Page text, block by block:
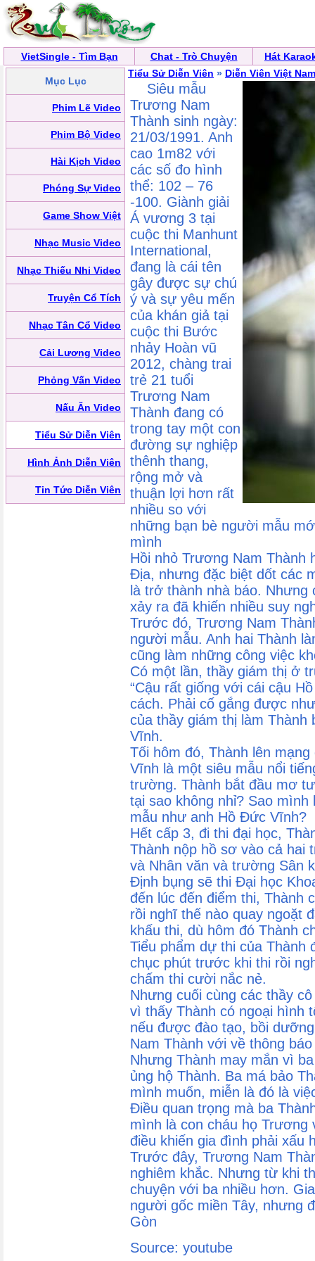
VietSingle - Tìm Bạn Chat - Trò Chuyện Hát
Mục Lục
Phim Lẽ Video
Phim Bộ Video
Hài Kịch Video
Phóng Sự Video
Game Show Việt
Nhạc Music Video
Nhạc Thiếu Nhi Video
Truyện Cổ Tích
Nhạc Tân Cổ Video
Cải Lương Video
Phỏng Vấn Video
Nấu Ăn Video
Tiểu Sử Diễn Viên
Hình Ảnh Diễn Viên
Tin Tức Diễn Viên
Tiểu Sử Diễn Viên » Diễn Viên Việt Nam
Siêu mẫu
Trương Nam
Thành sinh ngày:
21/03/1991. Anh
cao 1m82 với
các số đo hình
thể: 102 – 76
-100. Giành giải
Á vương 3 tại
cuộc thi Manhunt
International,
đang là cái tên
gây được sự chú
ý và sự yêu mến
của khán giả tại
cuộc thi Bước
nhảy Hoàn vũ
2012, chàng trai
trẻ 21 tuổi
Trương Nam
Thành đang có
trong tay một con
đường sự nghiệp
thênh thang,
rộng mở và
thuận lợi hơn rất
nhiều so với
những bạn bè người mẫu
mình
Hồi nhỏ Trương Nam Thành
Địa, nhưng đặc biệt dốt các
là trở thành nhà báo.
xảy ra đã khiến nhiều suy
Trước đó, Trương Nam
người mẫu. Anh hai Thành
cũng làm những công việc
Có một lần, thầy giám thị ở
“Cậu rất giống với cái cậu
cách. Phải cố gắng được
của thầy giám thị làm
Vĩnh.
Tối hôm đó, Thành lên
Vĩnh là một siêu mẫu nổi
trường. Thành bắt đầu mơ
tại sao không nhỉ? Sao
mẫu như anh Hồ Đức Vĩnh?
Hết cấp 3, đi thi đại học,
Thành nộp hồ sơ vào cả hai
và Nhân văn và trường Sân
Định bụng sẽ thi Đại học
đến lúc đến điểm thi, Thành
rồi nghĩ thế nào quay ngoặt
khấu thi, dù hôm đó Thành
Tiểu phẩm dự thi của Thành
chục phút trước khi thi rồi
chấm thi cười nắc nẻ.
Nhưng cuối cùng các thầy
vì thấy Thành có ngoại hình
nếu được đào tạo, bồi
Nam Thành với về thông
Nhưng Thành may mắn vì
ủng hộ Thành. Ba má bảo
mình muốn, miễn là đó là
Điều quan trọng mà ba
mình là con cháu họ
điều khiến gia đình phải xấu
Trước đây, Trương Nam
nghiêm khắc. Nhưng từ khi
chuyện với ba nhiều hơn.
người gốc miền Tây, nhưng
Gòn
Source: youtube